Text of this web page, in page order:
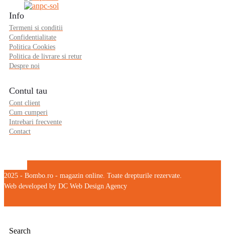
Info
Termeni si conditii
Confidentialitate
Politica Cookies
Politica de livrare si retur
Despre noi
Contul tau
Cont client
Cum cumperi
Intrebari frecvente
Contact
2025 - Bombo.ro - magazin online. Toate drepturile rezervate.
Web developed by DC Web Design Agency
Search